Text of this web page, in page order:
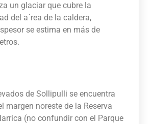
un glaciar que cubre la
del a´rea de la caldera,
se estima en más de
de Sollipulli se encuentra
margen noreste de la Reserva
(no confundir con el Parque